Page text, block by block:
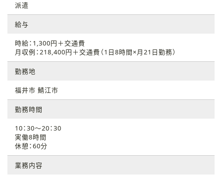
派遣
給与
時給：1,300円＋交通費
月収例：218,400円＋交通費（1日8時間×月21日勤務）
勤務地
福井市 鯖江市
勤務時間
10：30～20：30
実働8時間
休憩：60分
業務内容